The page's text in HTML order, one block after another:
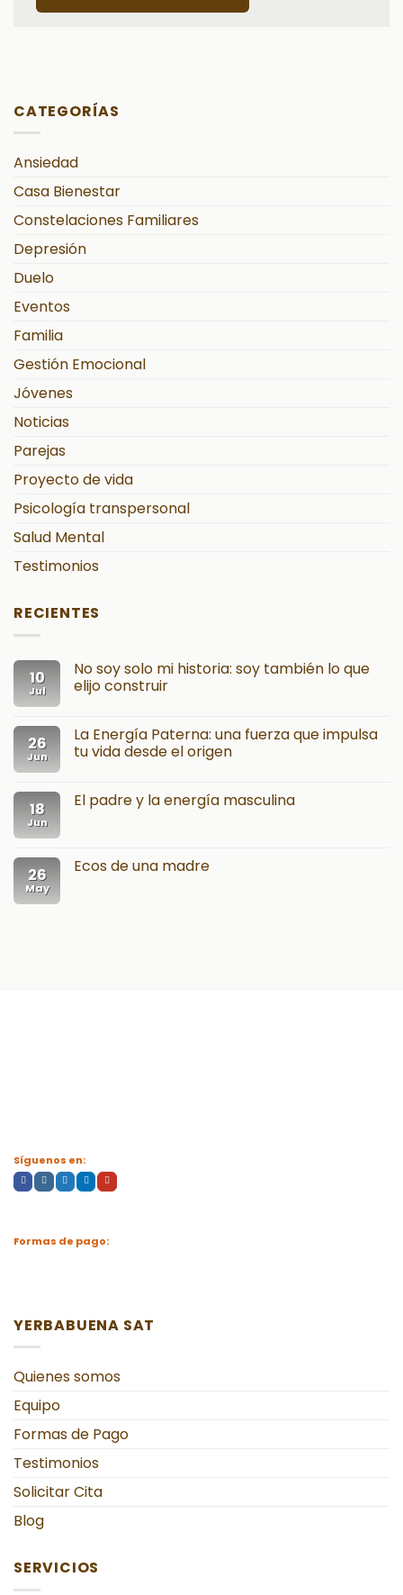
CATEGORÍAS
Ansiedad
Casa Bienestar
Constelaciones Familiares
Depresión
Duelo
Eventos
Familia
Gestión Emocional
Jóvenes
Noticias
Parejas
Proyecto de vida
Psicología transpersonal
Salud Mental
Testimonios
RECIENTES
10
Jul
No soy solo mi historia: soy también lo que
elijo construir
26
Jun
La Energía Paterna: una fuerza que impulsa
tu vida desde el origen
18
Jun
El padre y la energía masculina
26
May
Ecos de una madre
Síguenos en:
Formas de pago:
YERBABUENA SAT
Quienes somos
Equipo
Formas de Pago
Testimonios
Solicitar Cita
Blog
SERVICIOS